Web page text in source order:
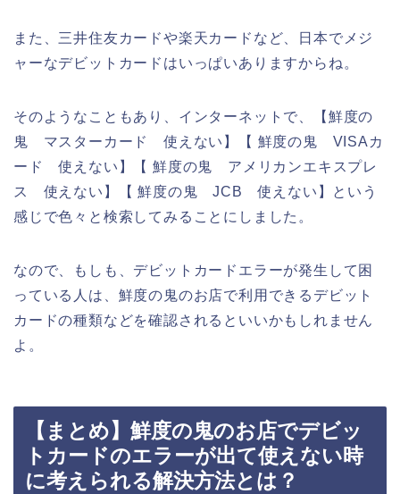
また、三井住友カードや楽天カードなど、日本でメジ
ャーなデビットカードはいっぱいありますからね。
そのようなこともあり、インターネットで、【鮮度の
鬼 マスターカード 使えない】【 鮮度の鬼 VISAカ
ード 使えない】【 鮮度の鬼 アメリカンエキスプレ
ス 使えない】【 鮮度の鬼 JCB 使えない】という
感じで色々と検索してみることにしました。
なので、もしも、デビットカードエラーが発生して困
っている人は、鮮度の鬼のお店で利用できるデビット
カードの種類などを確認されるといいかもしれません
よ。
【まとめ】鮮度の鬼のお店でデビッ
トカードのエラーが出て使えない時
に考えられる解決方法とは？